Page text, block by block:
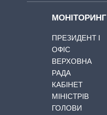
МОНІТОРИНГ
ПРЕЗИДЕНТ І
ОФІС
ВЕРХОВНА
РАДА
КАБІНЕТ
МІНІСТРІВ
ГОЛОВИ